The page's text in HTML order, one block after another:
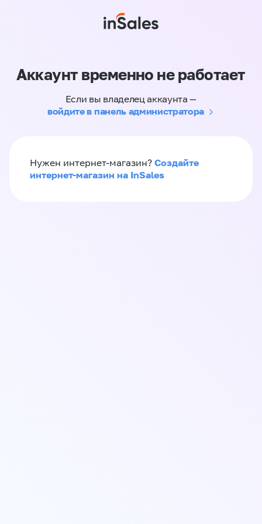
Аккаунт временно не работает
Если вы владелец аккаунта —
войдите в панель администратора
Нужен интернет-магазин? Создайте
интернет-магазин на InSales